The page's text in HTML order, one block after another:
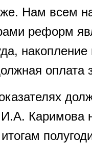
Нам всем
реформ
оплата
Каримова